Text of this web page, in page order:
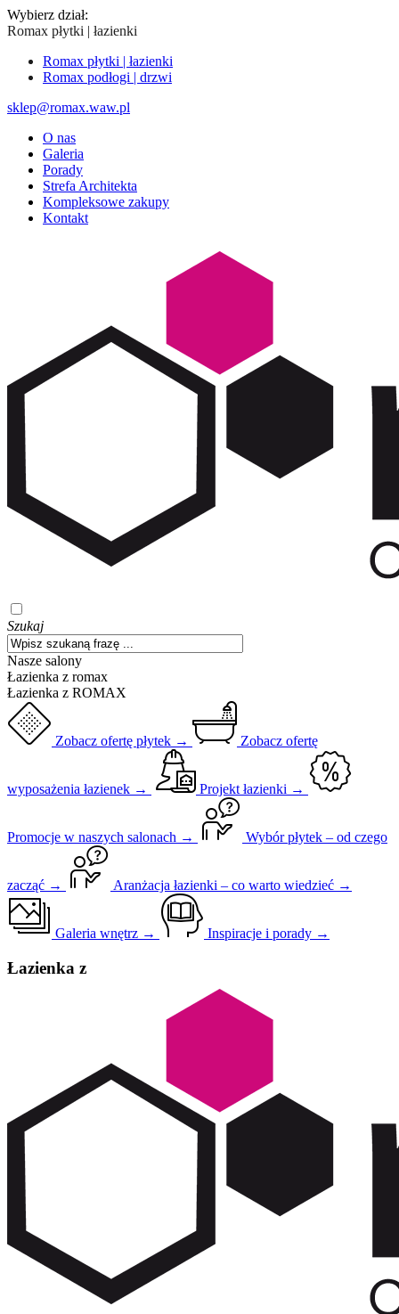
Wybierz dział:
Romax płytki | łazienki
Romax płytki | łazienki
Romax podłogi | drzwi
sklep@romax.waw.pl
O nas
Galeria
Porady
Strefa Architekta
Kompleksowe zakupy
Kontakt
Szukaj
Nasze salony
Łazienka z romax
Łazienka z ROMAX
Zobacz ofertę płytek → Zobacz ofertę
wyposażenia łazienek → Projekt łazienki →
Promocje w naszych salonach → Wybór płytek – od czego
zacząć → Aranżacja łazienki – co warto wiedzieć →
Galeria wnętrz → Inspiracje i porady →
Łazienka z